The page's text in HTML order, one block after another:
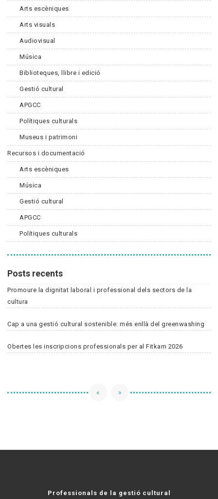
Arts escèniques
Arts visuals
Audiovisual
Música
Biblioteques, llibre i edició
Gestió cultural
APGCC
Polítiques culturals
Museus i patrimoni
Recursos i documentació
Arts escèniques
Música
Gestió cultural
APGCC
Polítiques culturals
Posts recents
Promoure la dignitat laboral i professional dels sectors de la
cultura
Cap a una gestió cultural sostenible: més enllà del greenwashing
Obertes les inscripcions professionals per al Fitkam 2026
« »
Professionals de la gestió cultural